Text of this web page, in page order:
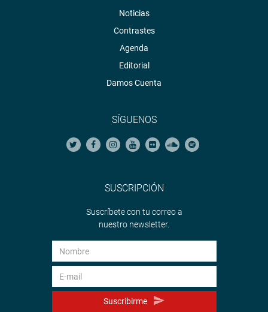
Noticias
Contrastes
Agenda
Editorial
Damos Cuenta
SÍGUENOS
SUSCRIPCIÓN
Suscríbete con tu correo a
nuestro newsletter.
Suscribirme